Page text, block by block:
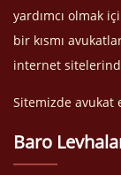
yardımcı olmak
bir kısmı
internet
Sitemizde avukat
Baro